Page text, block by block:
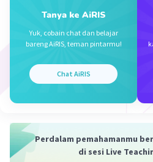
= 3√3
Jadi, jawaban yang benar
Beri Rating 0.0(0
Tanya ke AiRIS
Yuk, cobain chat dan belajar
bareng AiRIS, teman pintarmu!
Chat AiRIS
Perdalam pemahamanmu
di sesi Live